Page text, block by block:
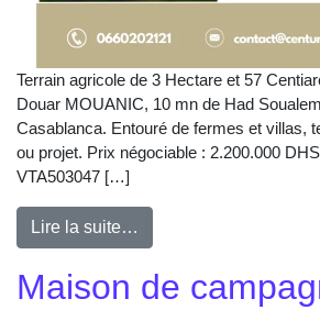
Terrain agricole de 3 Hectare et 57
Douar MOUANIC, 10 mn de Had
Casablanca. Entouré de fermes et villas,
ou projet. Prix négociable : 2.200.000
VTA503047 […]
Lire la suite…
Maison de